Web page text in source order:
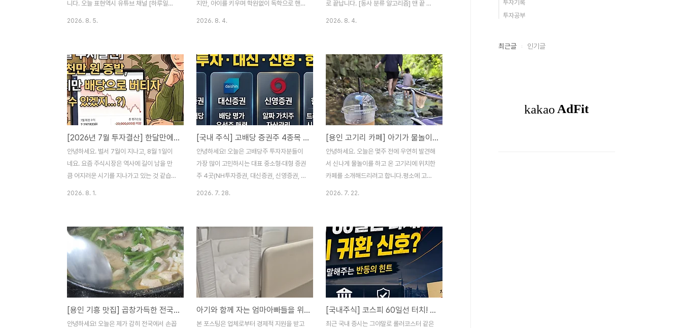
니다. 오늘 표현역시 유튜브 채널 [하루일본
이다세마셍생각이 안 나요思い出せません
(おもいだせません)마요이마스고민돼요迷
います(まよいます)사아.. 도우데스까네글
쎄요.. 어떨까요さあ.. どうですかね하지메
떼 키키마시따처음 들었어요初めて聞きま
した(はじめてききました)나루호도데스네
그렇군요なるほどですね오나까 스이데 나
이데스까배 안 고프세요?お腹空いてない
ですか(おなかすいてないですか)혼끼데
스까진심이에요?本気ですか(ほんきです
2026. 8. 5.
지만, 아이를 키우며 학원없이 독학으로 핸드
해보려고 합니다. 오늘이 첫 날이 될 것 같아
요. 오늘은 유튜브 채널 [하루일본어]의 '일본
인이 자주 쓰는 존댓말 140가지' 영상을 참
고하여 공부한 내용을 정리해 보았습니다. 1.
오늘의 일본어 표현한글 발음한국어 뜻일본
어 (히라가나/가타카나 + 한자)니혼고데난떼
이이마스까?일본어로 뭐라고 하나요?にほ
んごでなんていいですか？(日本語で何
と言いますか？)오키키시떼모이이데스까?
물어봐도 될까요?おききしてもいいです
2026. 8. 4.
로 끝납니다. [동사 분류 알고리즘] 맨 끝 글
2026. 8. 4.
[2026년 7월 투자결산] 한달만에 -2천만원 증발! 계좌는 녹았지만 배당으로 버티자(부자할머니 될 수 있겠지...?)
안녕하세요. 벌서 7월이 지나고, 8월 1일이
네요. 요즘 주식시장은 역사에 길이 남을 만
큼 어지러운 시기를 지나가고 있는 것 같습니
1,061,002원)국내주식 매매차익:
387,404원 (종목 교체 및 자산 재배치)해외
주식 매매차익:0원 (종목 단순화)💰 총 확정
수익: 2,297,833원총 자산변동: 전월 대비
약 2,000만원 이상 감소(ISA, 해외직투, 토
스계좌 등...) / 남편 계좌는 미포함ㅠ 1-1. 배
당수익 : 1,910,429원이번달 달러로 들어온
배당수익은 약 85만 원 정도입니다. 토스계..
2026. 8. 1.
[국내 주식] 고배당 증권주 4종목 비교 분석: NH투자증권 vs 대신증권 vs 신영증권 vs 한양증권
안녕하세요! 오늘은 고배당주 투자자분들이
가장 많이 고민하시는 대표 중소형·대형 증권
주 4곳(NH투자증권, 대신증권, 신영증권, 한
가려고 합니다. 1. 시황분석 - 롤러코스터 장
세: 반도체·빅테크의 엎치락뒤치락과 원자재
시황고배당 증권주를 살펴보기 전에, 먼저 우
리 증시와 글로벌 금융시장을 흔들고 있는 4
가지 핵심 시황 포인트를 짚어볼 필요가 있습
니다.1. 🇨🇳 창신메모리(CXMT) 상장 폭등
과 과창판 수급 쇼크바로 어제 7월 27일 월
요일, 중국 최대 D램 제조사인 창신메모리
2026. 7. 28.
[용인 고기리 카페] 아기가 물놀이 하기 딱 좋은 '괜찮아 고기리야' (계곡+수영장+미꾸라지잡기)
안녕하세요. 오늘은 몇주 전에 우연히 발견해
서 신나게 물놀이를 하고 온 고기리에 위치한
카페를 소개해드리려고 합니다.평소에 고기
거에요? 그래서 제대로 찾아보진 않고 일단
가보자~ 해서 갔는데...웬걸 너무 좋았답니
다! 1. 괜찮아 고기리야 위치 & 영업정보위치
동천로 591-9영업 매일 10:30 - 20:00전
화 0507-1430-9293주차 가능, 어린이
이용료 5,000원 오픈은 10시30분 정도인
데 저희는 11시쯤 도착했습니다. 그런데.... 아
무것도 준비해가지 않은 저희 가족과 달리 이
2026. 7. 22.
[용인 기흥 맛집] 곱창가득한 전국구 1티어 내장 순대국밥 맛집 '원평시골장터순대국' (feat. 아기입맛저격)
안녕하세요! 오늘은 제가 감히 전국에서 손꼽
아기와 함께 자는 엄마아빠들을 위한 ‘슬로우베드 이브닝 리버서블 SS 매트리스’ 솔직후기
본 포스팅은 업체로부터 경제적 지원을 받고
[국내주식] 코스피 60일선 터치! 삼전·하닉으로 보는 향후 대응 전략
최근 국내 증시는 그야말로 롤러코스터 같은
투자기록
투자공부
최근글 인기글